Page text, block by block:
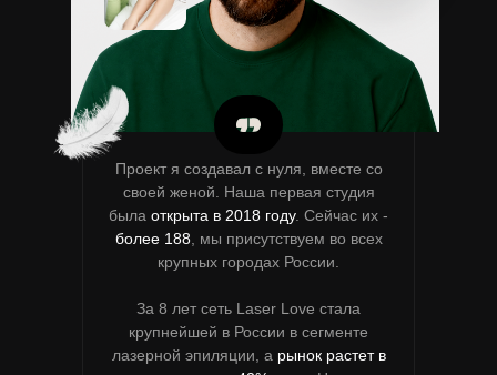
Проект я создавал с нуля, вместе со
своей женой. Наша первая студия
была открыта в 2018 году. Сейчас их -
более 188 , мы присутствуем во всех
крупных городах России.
За 8 лет сеть Laser Love стала
крупнейшей в России в сегменте
лазерной эпиляции, а рынок растет в